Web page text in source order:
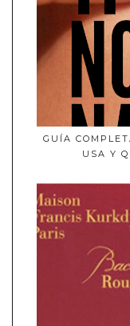
GUÍA
USA Y